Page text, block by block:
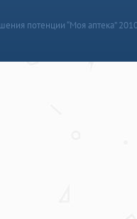
потенции “Моя аптека”